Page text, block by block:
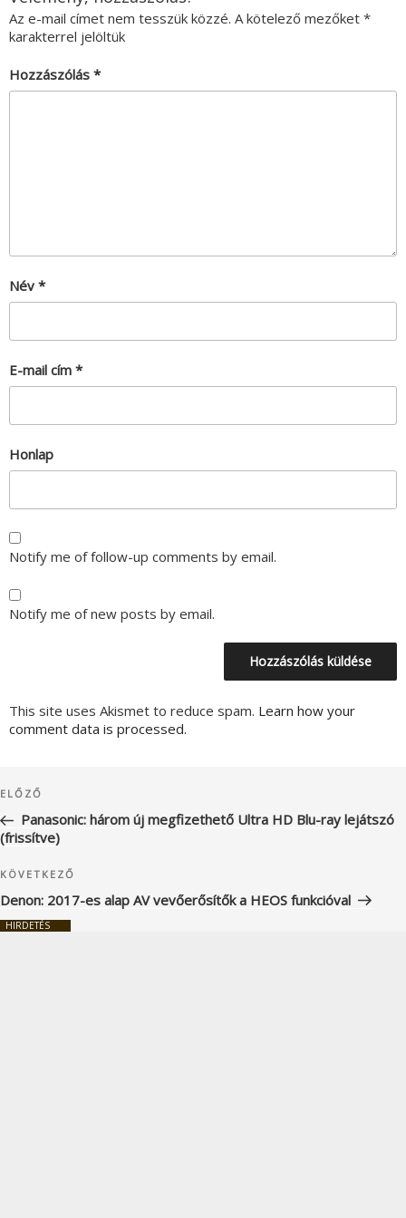
Az e-mail címet nem tesszük közzé. A kötelező mezőket *
karakterrel jelöltük
Hozzászólás *
Név *
E-mail cím *
Honlap
Notify me of follow-up comments by email.
Notify me of new posts by email.
This site uses Akismet to reduce spam. Learn how your
comment data is processed.
navigáció
Korábbi
bejegyzés
ELŐZŐ
Panasonic: három új megfizethető Ultra HD Blu-ray lejátszó
(frissítve)
Következő
bejegyzés
KÖVETKEZŐ
Denon: 2017-es alap AV vevőerősítők a HEOS funkcióval
HIRDETÉS